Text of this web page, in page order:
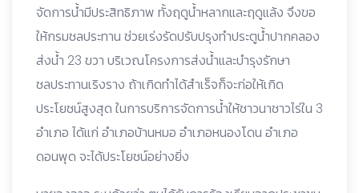
จัดการน้ำมีประสิทธิภาพ ทั้งฤดูน้ำหลากและฤดูแล้ง จึงขอ
ให้กรมชลประทาน ช่วยเร่งรัดปรับปรุงทำประตูน้ำปากคลอง
ส่งน้ำ 23 ขวา บริเวณโครงการส่งน้ำและบำรุงรักษา
ชลประทานเริงราง ถ้าเกิดทำได้สำเร็จก็จะก่อให้เกิด
ประโยชน์สูงสุด ในการบริการจัดการน้ำให้ชาวนาชาวไร่ใน 3
อำเภอ ได้แก่ อำเภอบ้านหมอ อำเภอหนองโดน อำเภอ
ดอนพุด จะได้ประโยชน์อย่างยิ่ง